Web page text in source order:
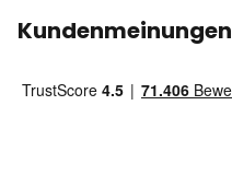
Kundenmeinungen